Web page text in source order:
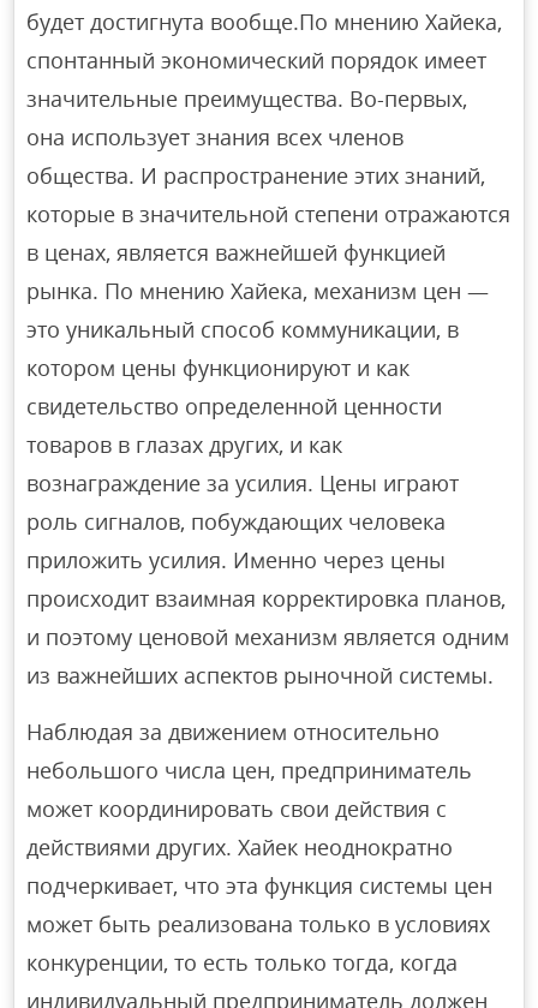
будет достигнута вообще.По мнению Хайека,
спонтанный экономический порядок имеет
значительные преимущества. Во-первых,
она использует знания всех членов
общества. И распространение этих знаний,
которые в значительной степени отражаются
в ценах, является важнейшей функцией
рынка. По мнению Хайека, механизм цен —
это уникальный способ коммуникации, в
котором цены функционируют и как
свидетельство определенной ценности
товаров в глазах других, и как
вознаграждение за усилия. Цены играют
роль сигналов, побуждающих человека
приложить усилия. Именно через цены
происходит взаимная корректировка планов,
и поэтому ценовой механизм является одним
из важнейших аспектов рыночной системы.
Наблюдая за движением относительно
небольшого числа цен, предприниматель
может координировать свои действия с
действиями других. Хайек неоднократно
подчеркивает, что эта функция системы цен
может быть реализована только в условиях
конкуренции, то есть только тогда, когда
индивидуальный предприниматель должен